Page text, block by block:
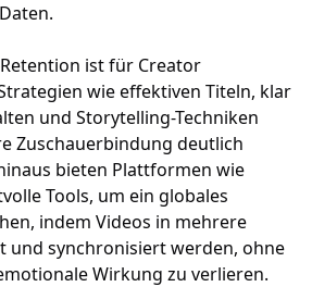
ist für Creator
wie effektiven Titeln, klar
und Storytelling-Techniken
Zuschauerbindung deutlich
bieten Plattformen wie
Tools, um ein globales
indem Videos in mehrere
und synchronisiert werden, ohne
Wirkung zu verlieren.